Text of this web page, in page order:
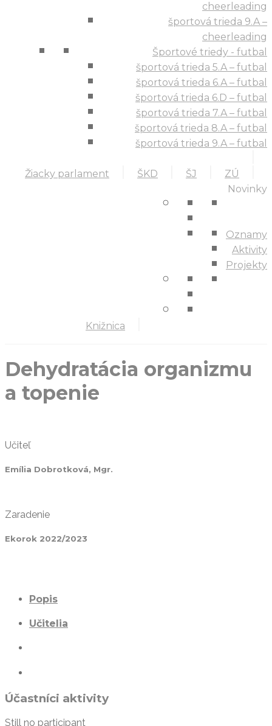
cheerleading
športová trieda 9.A –
cheerleading
Športové triedy - futbal
športová trieda 5.A – futbal
športová trieda 6.A – futbal
športová trieda 6.D – futbal
športová trieda 7.A – futbal
športová trieda 8.A – futbal
športová trieda 9.A – futbal
Žiacky parlament ŠKD ŠJ ZÚ
Knižnica
Novinky
Oznamy
Aktivity
Projekty
Dehydratácia organizmu
a topenie
Učiteľ
Emília Dobrotková, Mgr.
Zaradenie
Ekorok 2022/2023
Popis
Učitelia
Účastníci aktivity
Still no participant